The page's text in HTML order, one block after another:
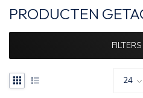
PRODUCTEN
FILTERS